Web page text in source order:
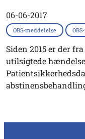
06-06-2017
OBS-meddelelse
Siden 2015 er der
utilsigtede